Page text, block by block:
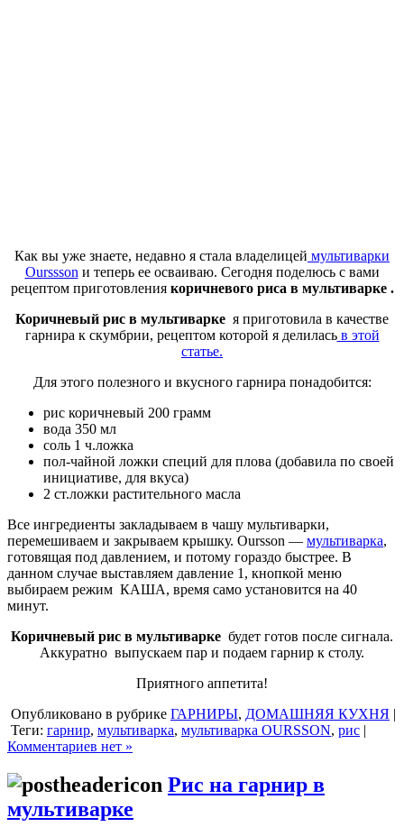
Как вы уже знаете, недавно я стала владелицей мультиварки
Ourssson и теперь ее осваиваю. Сегодня поделюсь с вами
рецептом приготовления коричневого риса в мультиварке .
Коричневый рис в мультиварке я приготовила в качестве
гарнира к скумбрии, рецептом которой я делиласьв этой
статье.
Для этого полезного и вкусного гарнира понадобится:
рис коричневый 200 грамм
вода 350 мл
соль 1 ч.ложка
пол-чайной ложки специй для плова (добавила по своей
инициативе, для вкуса)
2 ст.ложки растительного масла
Все ингредиенты закладываем в чашу мультиварки,
перемешиваем и закрываем крышку. Oursson — мультиварка,
готовящая под давлением, и потому гораздо быстрее. В
данном случае выставляем давление 1, кнопкой меню
выбираем режим КАША, время само установится на 40
минут.
Коричневый рис в мультиварке будет готов после сигнала.
Аккуратно выпускаем пар и подаем гарнир к столу.
Приятного аппетита!
Опубликовано в рубрике ГАРНИРЫ, ДОМАШНЯЯ КУХНЯ |
Теги: гарнир, мультиварка, мультиварка OURSSON, рис |
Комментариев нет »
Рис на гарнир в
мультиварке